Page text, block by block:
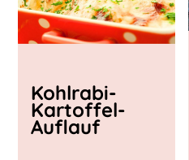
Kohlrabi-
Kartoffel-
Auflauf